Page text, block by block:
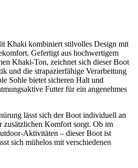
Khaki kombiniert stilvolles Design mit
Gefertigt aus hochwertigem
Khaki-Ton, zeichnet sich dieser Boot
und die strapazierfähige Verarbeitung
Sohle bietet sicheren Halt und
Futter für ein angenehmes
lässt sich der Boot individuell an
zusätzlichen Komfort sorgt. Ob im
Aktivitäten – dieser Boot ist
sich mühelos mit verschiedenen